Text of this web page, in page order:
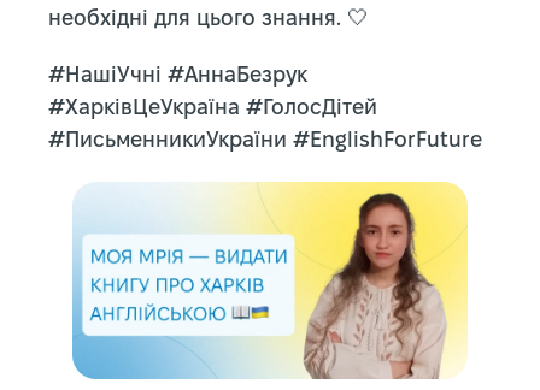
необхідні для цього знання. 🤍
#НашіУчні #АннаБезрук
#ХарківЦеУкраїна #ГолосДітей
#ПисьменникиУкраїни #EnglishForFuture